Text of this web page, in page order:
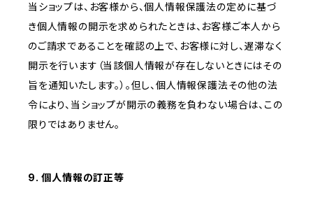
当ショップは、お客様から、個人情報保護法の定めに基づ
き個人情報の開示を求められたときは、お客様ご本人から
のご請求であることを確認の上で、お客様に対し、遅滞なく
開示を行います（当該個人情報が存在しないときにはその
旨を通知いたします。）。但し、個人情報保護法その他の法
令により、当ショップが開示の義務を負わない場合は、この
限りではありません。
9. 個人情報の訂正等